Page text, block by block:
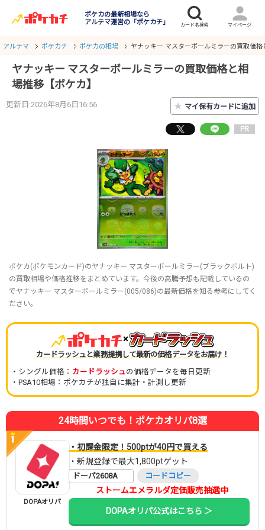
ポケカの最新相場なら
アルテマ運営の「ポケカチ」
アルテマ ポケカチ ポケカの相場 ヤナッキー マスターボールミラーの買取価
ヤナッキー マスターボールミラーの買取価格と相
場推移【ポケカ】
更新日:2026年8月6日16:56 ★ マイ保有カードに追加
PR
ポケカ(ポケモンカード)のヤナッキー マスターボールミラー(ブラックボルト)
の買取相場や価格推移をまとめています。今後の高騰予想も記載しているの
でヤナッキー マスターボールミラー(005/086)の最新価格を知る参考にしてく
ださい。
×
カードラッシュと業務提携して最新の価格データをお届け！
・シングル価格： カードラッシュの価格データを毎日更新
・PSA10相場：ポケカチが独自に集計・計測し更新
24時間いつでも！ポケカオリパ8選
DOPAオリパ
・初課金限定！500ptが40円で買える
・新規登録で最大1,800ptゲット
ドーパ2608A コードコピー
ストームエメラルダ定価販売抽選中
DOPAオリパ公式はこちら ＞